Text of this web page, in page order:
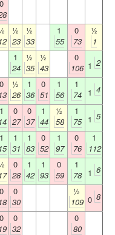
0
12
½
23
½
33
1
55
0
73
½
1
1
24
½
35
½
43
0
106 1 2
0
13
½
26
1
36
0
51
1
56
1
74
1 4
1
14
0
27
0
37
1
44
½
58
1
75
1 5
1
15
1
31
1
83
0
52
1
97
0
76
1
112
17
0
28
1
42
1
93
0
59
1
78
1 6
0
18
0
30
½
109 0 8
0
19
0
32
0
80